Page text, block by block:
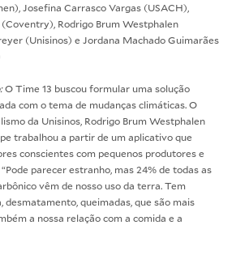
Josefina Carrasco Vargas (USACH),
Rodrigo Brum Westphalen
(Unisinos) e Jordana Machado Guimarães
O Time 13 buscou formular uma solução
com o tema de mudanças climáticas. O
da Unisinos, Rodrigo Brum Westphalen
trabalhou a partir de um aplicativo que
conscientes com pequenos produtores e
parecer estranho, mas 24% de todas as
vêm de nosso uso da terra. Tem
desmatamento, queimadas, que são mais
a nossa relação com a comida e a